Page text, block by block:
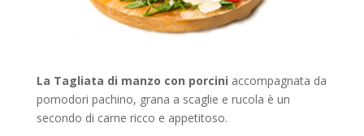
La Tagliata di manzo con porcini accompagnata da
pomodori pachino, grana a scaglie e rucola è un
secondo di carne ricco e appetitoso.